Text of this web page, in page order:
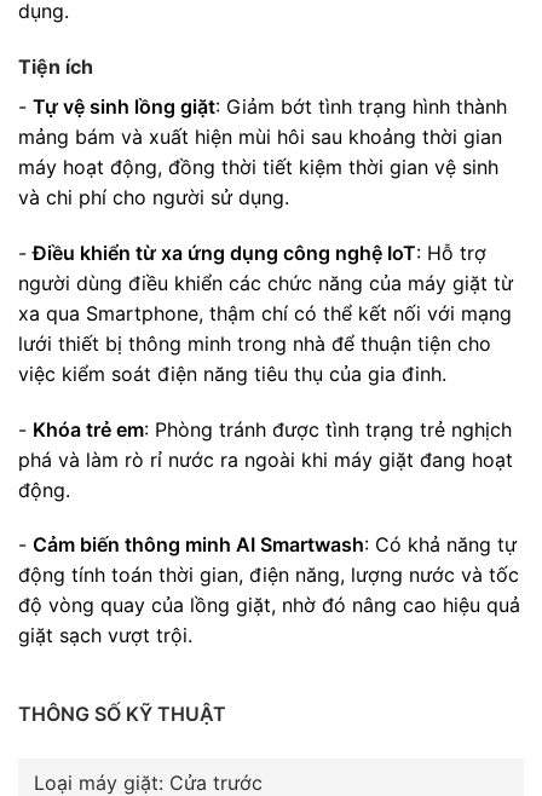
dụng.
Tiện ích
- Tự vệ sinh lồng giặt: Giảm bớt tình trạng hình thành
mảng bám và xuất hiện mùi hôi sau khoảng thời gian
máy hoạt động, đồng thời tiết kiệm thời gian vệ sinh
và chi phí cho người sử dụng.
-Điều khiển từ xa ứng dụng công nghệ IoT: Hỗ trợ
người dùng điều khiển các chức năng của máy giặt từ
xa qua Smartphone, thậm chí có thể kết nối với mạng
lưới thiết bị thông minh trong nhà để thuận tiện cho
việc kiểm soát điện năng tiêu thụ của gia đinh.
- Khóa trẻ em: Phòng tránh được tình trạng trẻ nghịch
phá và làm rò rỉ nước ra ngoài khi máy giặt đang hoạt
động.
- Cảm biến thông minh AI Smartwash: Có khả năng tự
động tính toán thời gian, điện năng, lượng nước và tốc
độ vòng quay của lồng giặt, nhờ đó nâng cao hiệu quả
giặt sạch vượt trội.
THÔNG SỐ KỸ THUẬT
Loại máy giặt: Cửa trước